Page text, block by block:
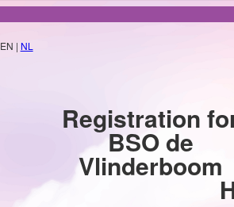
EN | NL
Registration
BSO de
Vlinderboom